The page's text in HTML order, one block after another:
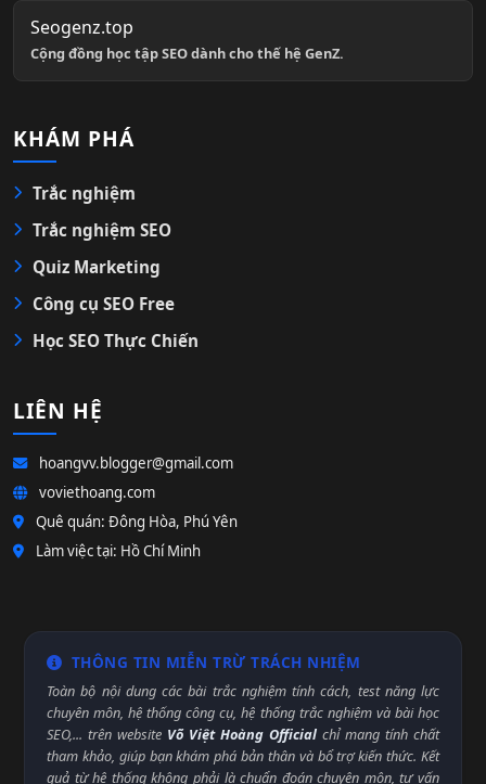
Seogenz.top
Cộng đồng học tập SEO dành cho thế hệ GenZ.
KHÁM PHÁ
Trắc nghiệm
Trắc nghiệm SEO
Quiz Marketing
Công cụ SEO Free
Học SEO Thực Chiến
LIÊN HỆ
hoangvv.blogger@gmail.com
voviethoang.com
Quê quán: Đông Hòa, Phú Yên
Làm việc tại: Hồ Chí Minh
THÔNG TIN MIỄN TRỪ TRÁCH NHIỆM
Toàn bộ nội dung các bài trắc nghiệm tính cách, test năng lực
chuyên môn, hệ thống công cụ, hệ thống trắc nghiệm và bài học
SEO,... trên website Võ Việt Hoàng Official chỉ mang tính chất
tham khảo, giúp bạn khám phá bản thân và bổ trợ kiến thức. Kết
quả từ hệ thống không phải là chuẩn đoán chuyên môn, tư vấn